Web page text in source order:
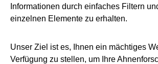
Informationen durch einfaches Filtern
einzelnen Elemente zu erhalten.
Unser Ziel ist es, Ihnen ein mächtiges
Verfügung zu stellen, um Ihre